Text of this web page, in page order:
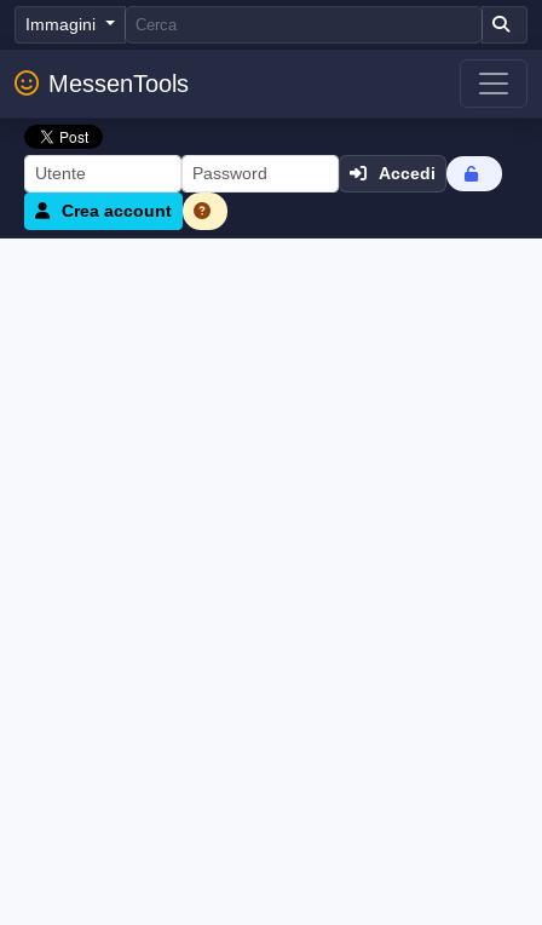
Immagini
MessenTools
Accedi
Crea account